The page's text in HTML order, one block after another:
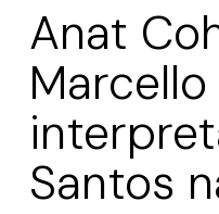
Anat
Santos